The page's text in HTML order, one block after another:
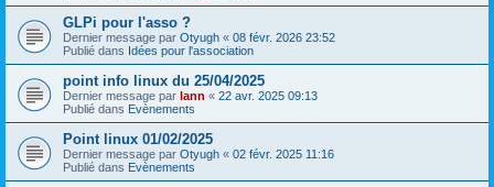
GLPi pour l'asso ?
Dernier message par Otyugh « 08 févr. 2026 23:52
Publié dans Idées pour l'association
point info linux du 25/04/2025
Dernier message par lann « 22 avr. 2025 09:13
Publié dans Evènements
Point linux 01/02/2025
Dernier message par Otyugh « 02 févr. 2025 11:16
Publié dans Evènements